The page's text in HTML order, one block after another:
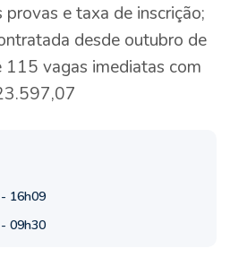
e taxa de inscrição;
desde outubro de
vagas imediatas com
16h09
09h30